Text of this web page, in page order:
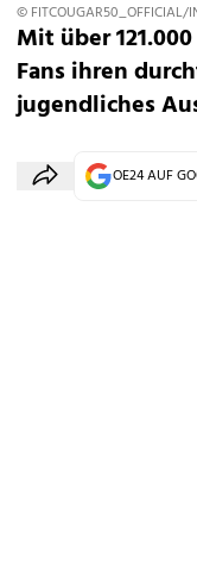
© FITCOUGAR50_OFFICIAL/
Mit über
Fans ihren
jugendliches
OE24 AUF